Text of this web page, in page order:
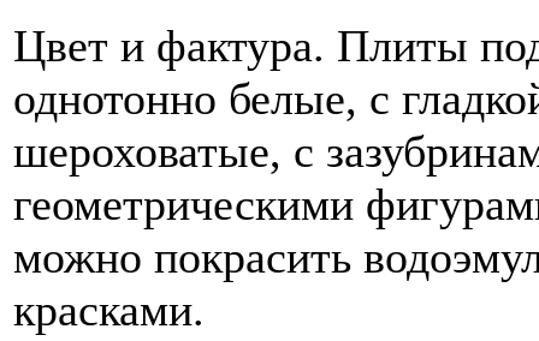
Цвет и фактура. Плиты
однотонно белые, с
шероховатые, с
геометрическими
можно покрасить
красками.